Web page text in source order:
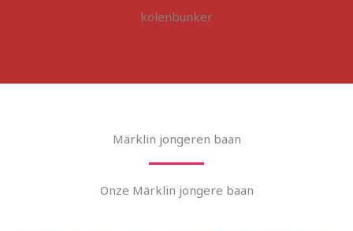
kolenbunker
Märklin jongeren baan
Onze Märklin jongere baan